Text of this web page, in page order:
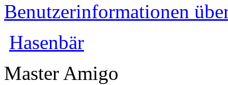
Benutzerinformationen
Hasenbär
Master Amigo